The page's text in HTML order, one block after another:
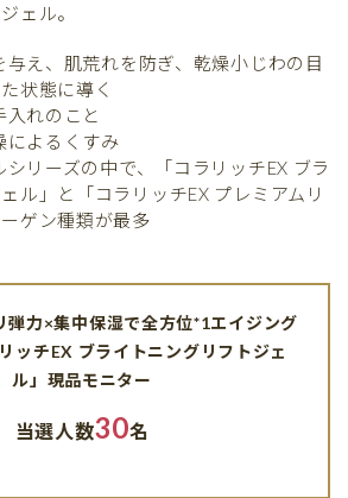
ェル。
え、肌荒れを防ぎ、乾燥小じわの目
状態に導く
れのこと
によるくすみ
リーズの中で、「コラリッチEX ブラ
ル」と「コラリッチEX プレミアムリ
ゲン種類が最多
弾力×集中保湿で全方位*1エイジング
ッチEX ブライトニングリフトジェ
ル」現品モニター
当選人数30名